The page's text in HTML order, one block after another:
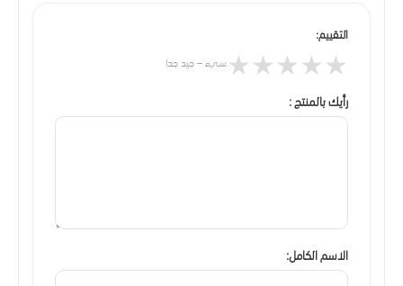
التقييم:
★★★★★ سيء – جيد جدا
رأيك بالمنتج :
الاسم الكامل: